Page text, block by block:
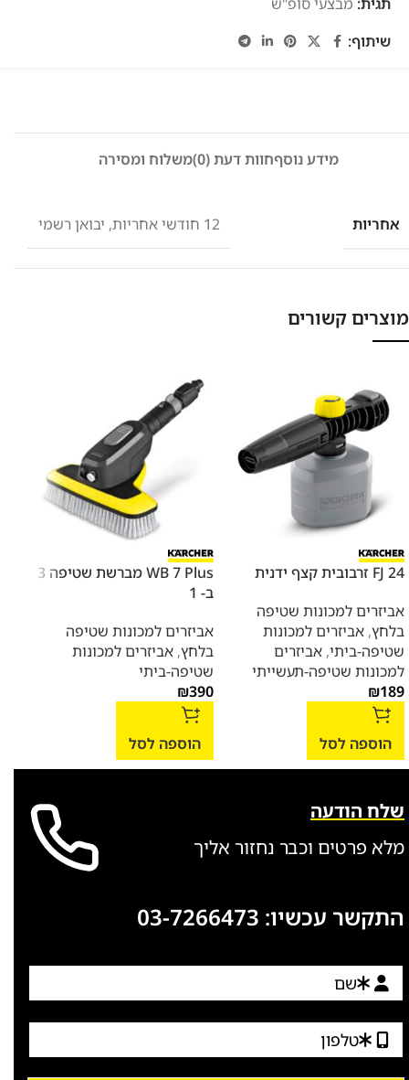
שיתוף:
מידע נוסףחוות דעת (0) משלוח ומסירה
אחריות 12 חודשי אחריות , יבואן רשמי
מוצרים קשורים
FJ 24 זרבובית קצף ידנית
אביזרים למכונות שטיפה
בלחץ, אביזרים למכונות
שטיפה-ביתי, אביזרים
למכונות שטיפה-תעשייתי
₪189
הוספה לסל
WB 7 Plus מברשת שטיפה 3
ב- 1
אביזרים למכונות שטיפה
בלחץ, אביזרים למכונות
שטיפה-ביתי
₪390
הוספה לסל
שלח הודעה
מלא פרטים וכבר נחזור אליך
התקשר עכשיו: 03-7266473